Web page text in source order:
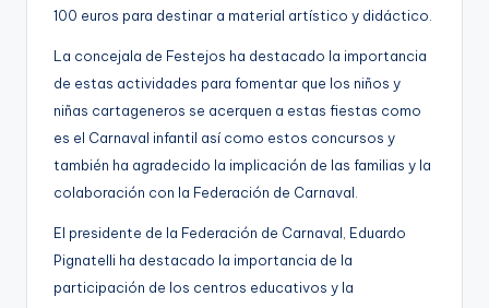
100 euros para destinar a material artístico y didáctico.
La concejala de Festejos ha destacado la importancia
de estas actividades para fomentar que los niños y
niñas cartageneros se acerquen a estas fiestas como
es el Carnaval infantil así como estos concursos y
también ha agradecido la implicación de las familias y la
colaboración con la Federación de Carnaval.
El presidente de la Federación de Carnaval, Eduardo
Pignatelli ha destacado la importancia de la
participación de los centros educativos y la